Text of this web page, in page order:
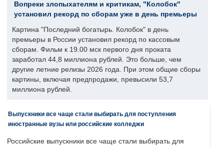
Вопреки злопыхателям и критикам, "Колобок"
установил рекорд по сборам уже в день премьеры
Картина "Последний богатырь. Колобок" в день
премьеры в России установил рекорд по кассовым
сборам. Фильм к 19.00 мск первого дня проката
заработал 44,8 миллиона рублей. Это больше, чем
другие летние релизы 2026 года. При этом общие сборы
картины, включая предпродажи, превысили 53,7
миллиона рублей.
Выпускники все чаще стали выбирать для поступления
иностранные вузы или российские колледжи
Российские выпускники все чаще стали выбирать для